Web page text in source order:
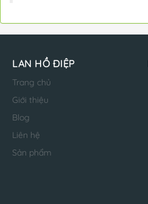
LAN HỒ ĐIỆP
Trang chủ
Giới thiệu
Blog
Liên hệ
Sản phẩm